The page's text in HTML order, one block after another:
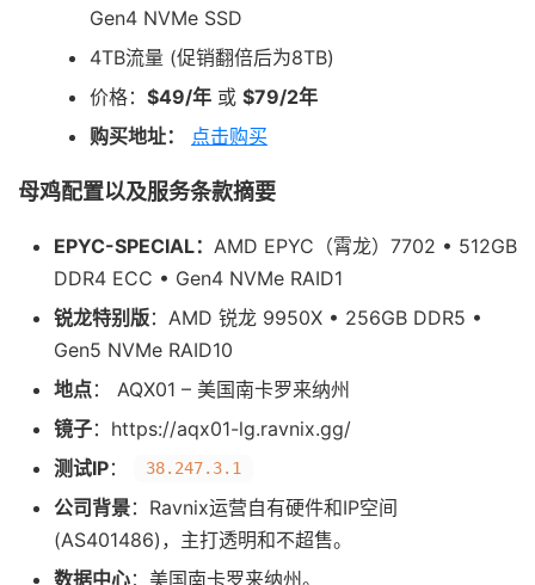
Gen4 NVMe SSD
4TB流量 (促销翻倍后为8TB)
价格： $49/年 或 $79/2年
购买地址：
点击购买
母鸡配置以及服务条款摘要
EPYC-SPECIAL： AMD EPYC（霄龙）7702 • 512GB
DDR4 ECC • Gen4 NVMe RAID1
锐龙特别版：AMD 锐龙 9950X • 256GB DDR5 •
Gen5 NVMe RAID10
地点： AQX01 – 美国南卡罗来纳州
镜子：https://aqx01-lg.ravnix.gg/
测试IP： 38.247.3.1
公司背景：Ravnix运营自有硬件和IP空间
(AS401486)，主打透明和不超售。
数据中心：美国南卡罗来纳州。